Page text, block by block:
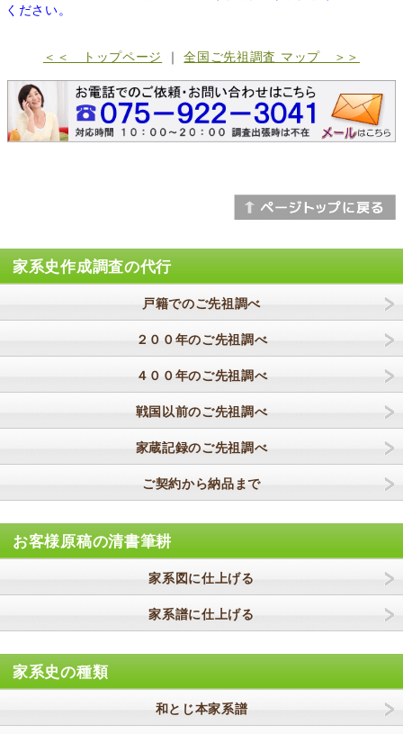
ください。
＜＜ トップページ ｜全国ご先祖調査 マップ ＞＞
家系史作成調査の代行
戸籍でのご先祖調べ
２００年のご先祖調べ
４００年のご先祖調べ
戦国以前のご先祖調べ
家蔵記録のご先祖調べ
ご契約から納品まで
お客様原稿の清書筆耕
家系図に仕上げる
家系譜に仕上げる
家系史の種類
和とじ本家系譜